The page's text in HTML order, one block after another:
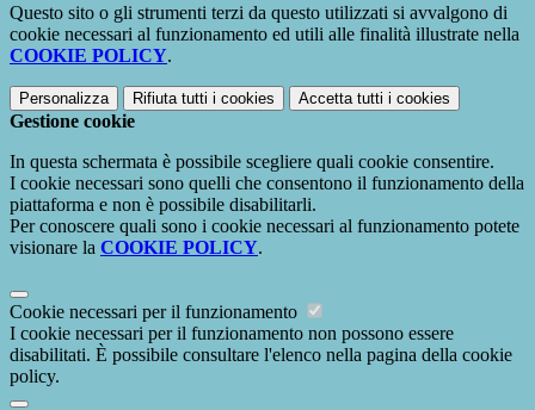
Questo sito o gli strumenti terzi da questo utilizzati si avvalgono di
cookie necessari al funzionamento ed utili alle finalità illustrate nella
COOKIE POLICY.
Personalizza Rifiuta tutti i cookies Accetta tutti i cookies
Gestione cookie
In questa schermata è possibile scegliere quali cookie consentire.
I cookie necessari sono quelli che consentono il funzionamento della
piattaforma e non è possibile disabilitarli.
Per conoscere quali sono i cookie necessari al funzionamento potete
visionare la COOKIE POLICY.
Cookie necessari per il funzionamento
I cookie necessari per il funzionamento non possono essere
disabilitati. È possibile consultare l'elenco nella pagina della cookie
policy.